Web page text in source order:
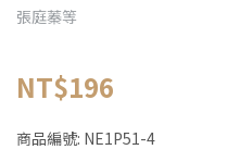
張庭蓁等
NT$196
商品編號: NE1P51-4